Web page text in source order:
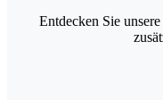
Entdecken Sie unsere